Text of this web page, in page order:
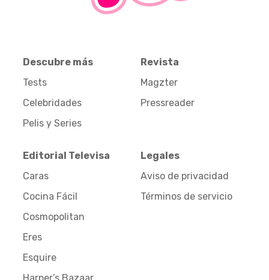
Descubre más
Tests
Celebridades
Pelis y Series
Revista
Magzter
Pressreader
Editorial Televisa
Caras
Cocina Fácil
Cosmopolitan
Eres
Esquire
Harper’s Bazaar
Legales
Aviso de privacidad
Términos de servicio